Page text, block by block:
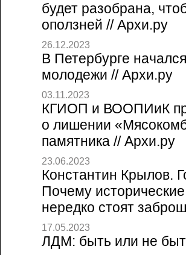
будет разобрана,
оползней // Архи.ру
26.12.2023
В Петербурге
молодежи // Архи.ру
03.11.2023
КГИОП и ВООПИиК
о лишении
памятника // Архи.ру
23.06.2023
Константин Крылов.
Почему
нередко стоят
17.05.2023
ЛДМ: быть или не